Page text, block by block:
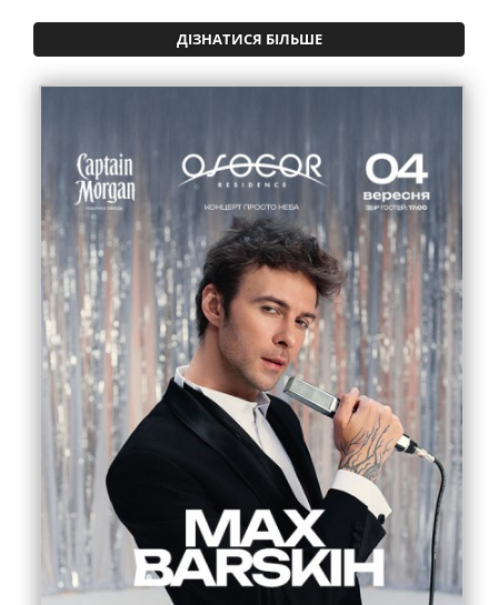
ДІЗНАТИСЯ БІЛЬШЕ